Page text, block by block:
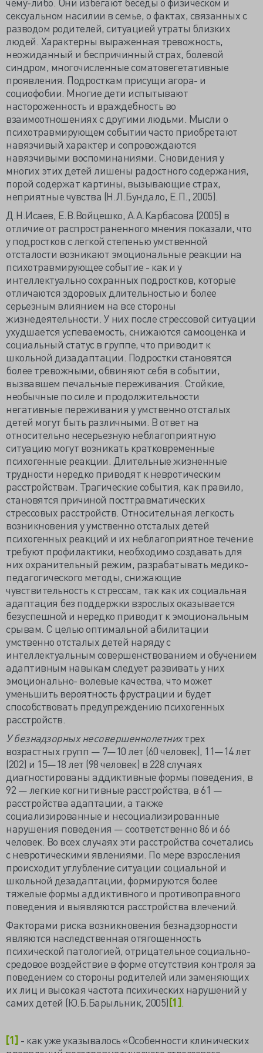
сексуальном насилии в семье, о фактах, связанных с
разводом родителей, ситуацией утраты близких
людей. Характерны выраженная тревожность,
неожиданный и беспричинный страх, болевой
синдром, многочисленные соматовегетативные
проявления. Подросткам присущи агора- и
социофобии. Многие дети испытывают
настороженность и враждебность во
взаимоотношениях с другими людьми. Мысли о
психотравмирующем событии часто приобретают
навязчивый характер и сопровождаются
навязчивыми воспоминаниями. Сновидения у
многих этих детей лишены радостного содержания,
порой содержат картины, вызывающие страх,
неприятные чувства (Н.Л.Бундало, Е.П., 2005).
Д.Н.Исаев, Е.В.Войцешко, А.А.Карбасова (2005) в
отличие от распространенного мнения показали, что
у подростков с легкой степенью умственной
отсталости возникают эмоциональные реакции на
психотравмирующее событие - как и у
интеллектуально сохранных подростков, которые
отличаются здоровых длительностью и более
серьезным влиянием на все стороны
жизнедеятельности. У них после стрессовой ситуации
ухудшается успеваемость, снижаются самооценка и
социальный статус в группе, что приводит к
школьной дизадаптации. Подростки становятся
более тревожными, обвиняют себя в событии,
вызвавшем печальные переживания. Стойкие,
необычные по силе и продолжительности
негативные переживания у умственно отсталых
детей могут быть различными. В ответ на
относительно несерьезную неблагоприятную
ситуацию могут возникать кратковременные
психогенные реакции. Длительные жизненные
трудности нередко приводят к невротическим
расстройствам. Трагические события, как правило,
становятся причиной посттравматических
стрессовых расстройств. Относительная легкость
возникновения у умственно отсталых детей
психогенных реакций и их неблагоприятное течение
требуют профилактики, необходимо создавать для
них охранительный режим, разрабатывать медико-
педагогического методы, снижающие
чувствительность к стрессам, так как их социальная
адаптация без поддержки взрослых оказывается
безуспешной и нередко приводит к эмоциональным
срывам. С целью оптимальной абилитации
умственно отсталых детей наряду с
интеллектуальным совершенствованием и обучением
адаптивным навыкам следует развивать у них
эмоционально- волевые качества, что может
уменьшить вероятность фрустрации и будет
способствовать предупреждению психогенных
расстройств.
У безнадзорных несовершеннолетнихтрех
возрастных групп — 7—10 лет (60 человек), 11—14 лет
(202) и 15—18 лет (98 человек) в 228 случаях
диагностированы аддиктивные формы поведения, в
92 — легкие когнитивные расстройства, в 61 —
расстройства адаптации, а также
социализированные и несоциализированные
нарушения поведения — соответственно 86 и 66
человек. Во всех случаях эти расстройства сочетались
с невротическими явлениями. По мере взросления
происходит углубление ситуации социальной и
школьной дезадаптации, формируются более
тяжелые формы аддиктивного и противоправного
поведения и выявляются расстройства влечений.
Факторами риска возникновения безнадзорности
являются наследственная отягощенность
психической патологией, отрицательное социально-
средовое воздействие в форме отсутствия контроля за
поведением со стороны родителей или заменяющих
их лиц и высокая частота психических нарушений у
самих детей (Ю.Б.Барыльник, 2005)[1]
[1] - как уже указывалось «Особенности клинических